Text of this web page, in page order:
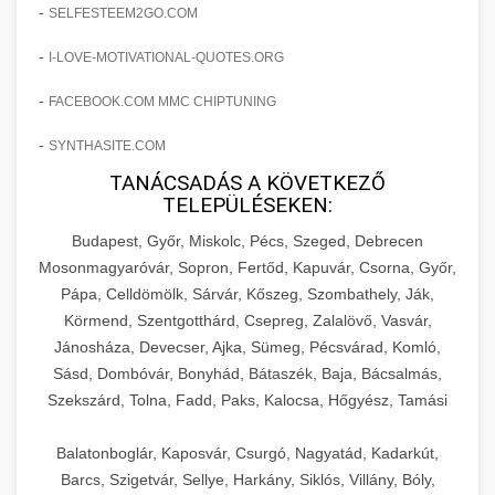
amelyek valós eredményeket hoznak.
szonyegtisztito.net
marketing stratégiai tervrajz
útjáról, bemutatva az utat a küzdő praxistól a
virágzó vállalkozásig 150%-os növekedéssel.
klinika átalakulási történet
Érdeklődés 150%-os Fokozása
Technikák és módszerek a páciensek
érdeklődésének és elkötelezettségének drámai
növeléséhez. Egy 150%-os fellendülési
esettanulmány gyakorlati betekintésekkel.
weboldal-keszites.co
elkötelezettség erősítési módszerek
🎮 19. AI Google Ads és Meta
Kampány Kezelés
Fejlett AI-alapú Google Ads és Meta hirdetési
kampánykezelés. Optimalizálja hirdetési
költségvetését gépi tanulással és
automatizálással.
aikampany.hu AI hirdetési automatizálás
🍞 20. Ipari Dagasztógép +
Professzionális ipari dagasztógépek és
tésztakeverő gépek pékségek és kereskedelmi
konyhák számára. Masszív konstrukció
megbízható teljesítményhez.
🔪 21. Ipari Szeletelőgép +
Ipari hús- és sajtszeletelő gépek professzionális
élelmiszer-előkészítéshez. Precíziós vágás
📦 22. Vákuumozó Gép
- SELFESTEEM2GO.COM
- I-LOVE-MOTIVATIONAL-QUOTES.ORG
- FACEBOOK.COM MMC CHIPTUNING
- SYNTHASITE.COM
TANÁCSADÁS A KÖVETKEZŐ
TELEPÜLÉSEKEN:
Budapest, Győr, Miskolc, Pécs, Szeged, Debrecen
Mosonmagyaróvár, Sopron, Fertőd, Kapuvár, Csorna, Győr,
Pápa, Celldömölk, Sárvár, Kőszeg, Szombathely, Ják,
Körmend, Szentgotthárd, Csepreg, Zalalövő, Vasvár,
Jánosháza, Devecser, Ajka, Sümeg, Pécsvárad, Komló,
Sásd, Dombóvár, Bonyhád, Bátaszék, Baja, Bácsalmás,
Szekszárd, Tolna, Fadd, Paks, Kalocsa, Hőgyész, Tamási
Balatonboglár, Kaposvár, Csurgó, Nagyatád, Kadarkút,
Barcs, Szigetvár, Sellye, Harkány, Siklós, Villány, Bóly,